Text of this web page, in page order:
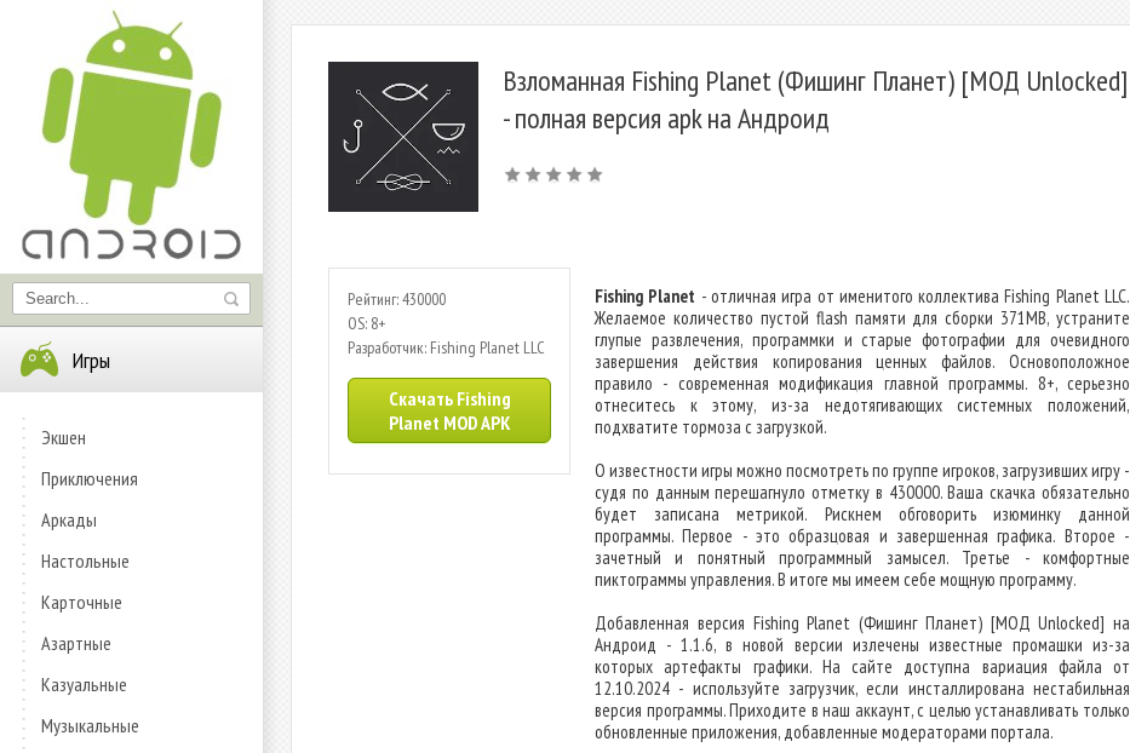
Игры
Экшен
Приключения
Аркады
Настольные
Карточные
Азартные
Казуальные
Музыкальные
Взломанная Fishing Planet (Фишинг Планет) [МОД Unlocked]
- полная версия apk на Андроид
Рейтинг: 430000
OS: 8+
Разработчик: Fishing Planet LLC
Скачать Fishing
Planet MOD APK
Fishing Planet - отличная игра от именитого коллектива Fishing Planet LLC.
Желаемое количество пустой flash памяти для сборки 371MB, устраните
глупые развлечения, программки и старые фотографии для очевидного
завершения действия копирования ценных файлов. Основоположное
правило - современная модификация главной программы. 8+, серьезно
отнеситесь к этому, из-за недотягивающих системных положений,
подхватите тормоза с загрузкой.
О известности игры можно посмотреть по группе игроков, загрузивших игру -
судя по данным перешагнуло отметку в 430000. Ваша скачка обязательно
будет записана метрикой. Рискнем обговорить изюминку данной
программы. Первое - это образцовая и завершенная графика. Второе -
зачетный и понятный программный замысел. Третье - комфортные
пиктограммы управления. В итоге мы имеем себе мощную программу.
Добавленная версия Fishing Planet (Фишинг Планет) [МОД Unlocked] на
Андроид - 1.1.6, в новой версии излечены известные промашки из-за
которых артефакты графики. На сайте доступна вариация файла от
12.10.2024 - используйте загрузчик, если инсталлирована нестабильная
версия программы. Приходите в наш аккаунт, с целью устанавливать только
обновленные приложения, добавленные модераторами портала.